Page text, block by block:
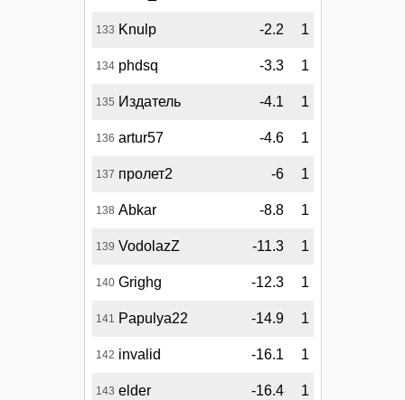
133 Knulp -2.2 1
134 phdsq -3.3 1
135 Издатель -4.1 1
136 artur57 -4.6 1
137 пролет2 -6 1
138 Abkar -8.8 1
139 VodolazZ -11.3 1
140 Grighg -12.3 1
141 Papulya22 -14.9 1
142 invalid -16.1 1
143 elder -16.4 1